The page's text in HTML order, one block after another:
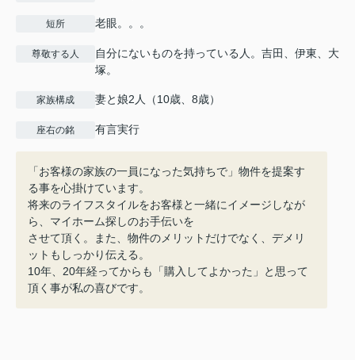
短所 老眼。。。
尊敬する人
自分にないものを持っている人。吉田、伊東、大
塚。
家族構成 妻と娘2人（10歳、8歳）
座右の銘 有言実行
「お客様の家族の一員になった気持ちで」物件を提案す
る事を心掛けています。
将来のライフスタイルをお客様と一緒にイメージしなが
ら、マイホーム探しのお手伝いを
させて頂く。また、物件のメリットだけでなく、デメリ
ットもしっかり伝える。
10年、20年経ってからも「購入してよかった」と思って
頂く事が私の喜びです。